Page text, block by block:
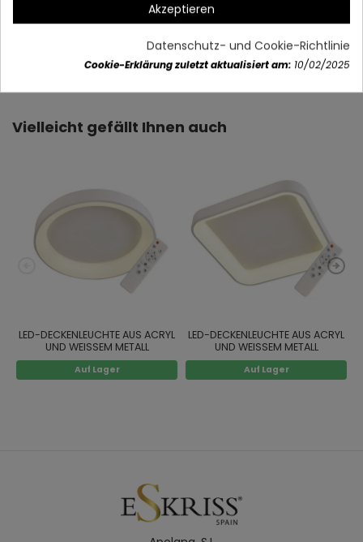
Artikeldetails
Vielleicht gefällt Ihnen auch
LED-DECKENLEUCHTE AUS ACRYL
UND WEISSEM METALL
Auf Lager
LED-DECKENLEUCHTE AUS ACRYL
UND WEISSEM METALL
Auf Lager
Akzeptieren
Datenschutz- und Cookie-Richtlinie
Cookie-Erklärung zuletzt aktualisiert am: 10/02/2025